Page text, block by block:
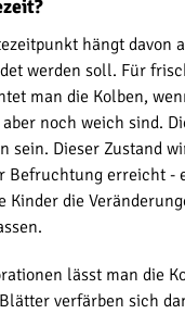
hängt davon
werden soll. Für
man die Kolben,
noch weich sind.
sein. Dieser Zustand
Befruchtung erreicht -
Kinder die
lässt man die
verfärben sich